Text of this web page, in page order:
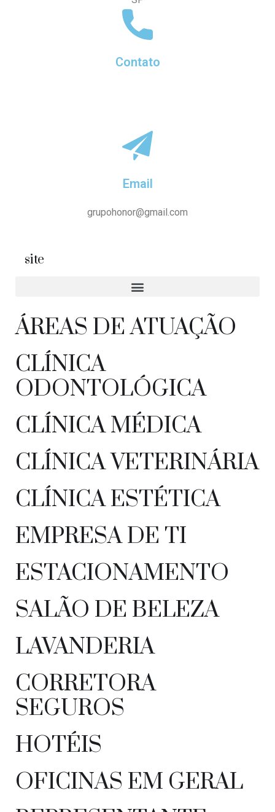
Contato
Email
grupohonor@gmail.com
site
ÁREAS DE ATUAÇÃO
CLÍNICA
ODONTOLÓGICA
CLÍNICA MÉDICA
CLÍNICA VETERINÁRIA
CLÍNICA ESTÉTICA
EMPRESA DE TI
ESTACIONAMENTO
SALÃO DE BELEZA
LAVANDERIA
CORRETORA
SEGUROS
HOTÉIS
OFICINAS EM GERAL